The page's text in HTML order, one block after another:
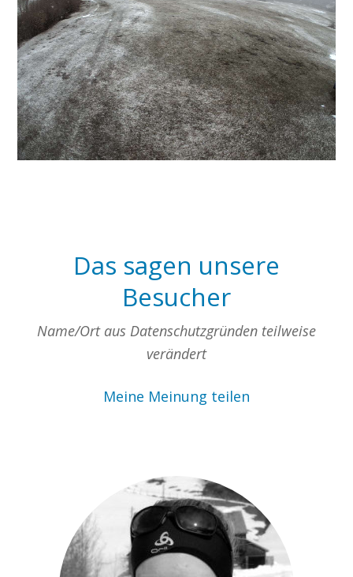
Das sagen unsere
Besucher
Name/Ort aus Datenschutzgründen teilweise
verändert
Meine Meinung teilen